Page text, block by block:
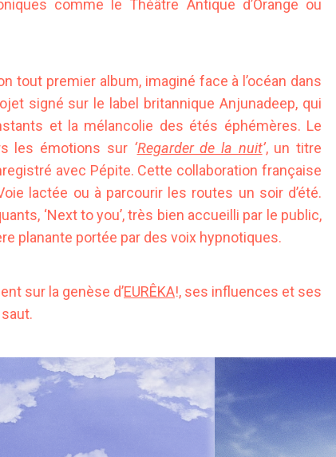
comme le Théâtre Antique d’Orange ou
tout premier album, imaginé face à l’océan dans
signé sur le label britannique Anjunadeep, qui
et la mélancolie des étés éphémères. Le
les émotions sur ‘Regarder de la nuit’, un titre
avec Pépite. Cette collaboration française
lactée ou à parcourir les routes un soir d’été.
‘Next to you’, très bien accueilli par le public,
planante portée par des voix hypnotiques.
sur la genèse d’EURÊKA!, ses influences et ses